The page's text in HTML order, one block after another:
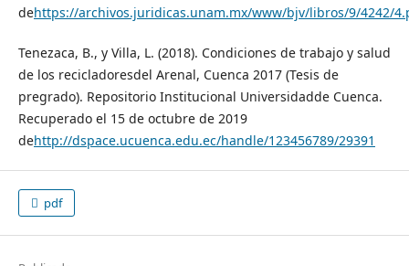
dehttps://archivos.juridicas.unam.mx/www/bjv/libros/9/4242/
Tenezaca, B., y Villa, L. (2018). Condiciones de trabajo y salud
de los recicladoresdel Arenal, Cuenca 2017 (Tesis de
pregrado). Repositorio Institucional Universidadde Cuenca.
Recuperado el 15 de octubre de 2019
dehttp://dspace.ucuenca.edu.ec/handle/123456789/29391
pdf